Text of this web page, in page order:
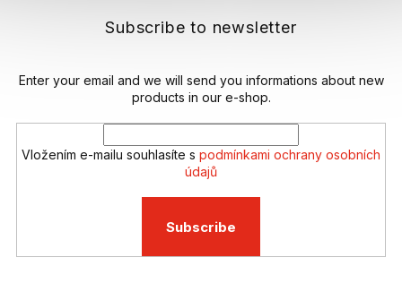
Subscribe to newsletter
Enter your email and we will send you informations about new
products in our e-shop.
Vložením e-mailu souhlasíte s podmínkami ochrany osobních
údajů
Subscribe